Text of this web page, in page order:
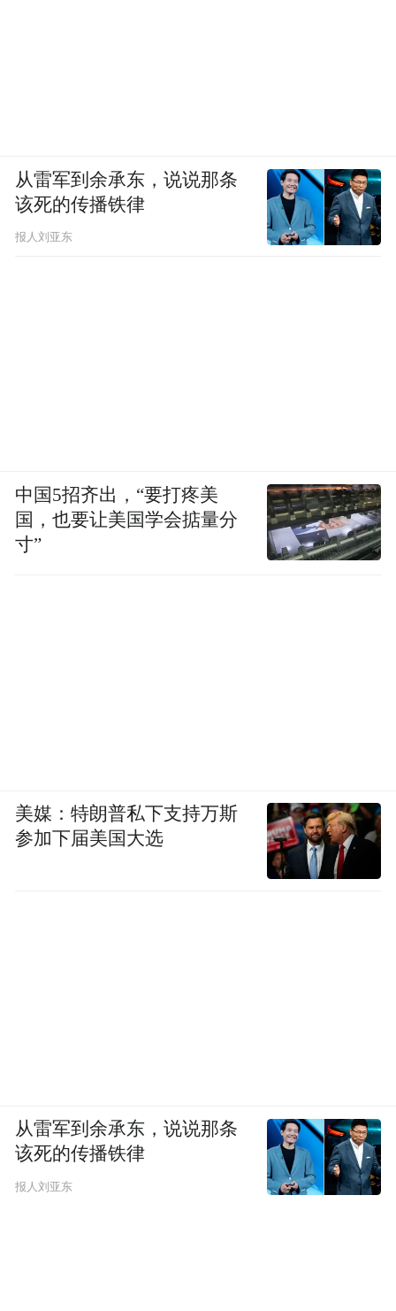
从雷军到余承东，说说那条
该死的传播铁律
报人刘亚东
中国5招齐出，“要打疼美
国，也要让美国学会掂量分
寸”
美媒：特朗普私下支持万斯
参加下届美国大选
从雷军到余承东，说说那条
该死的传播铁律
报人刘亚东